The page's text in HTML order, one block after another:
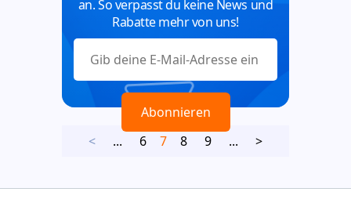
an. So verpasst du keine News und
Rabatte mehr von uns!
< ... 6 7 8 9 ... >